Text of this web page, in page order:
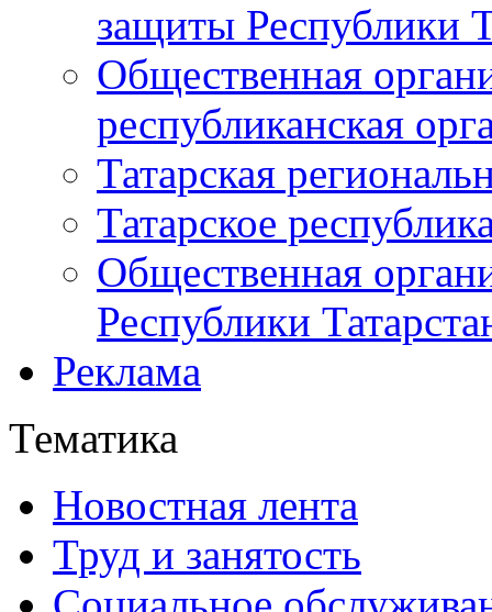
защиты Республики
Общественная
республиканская
Татарская
Татарское
Общественная
Республики
Реклама
Тематика
Новостная лента
Труд и занятость